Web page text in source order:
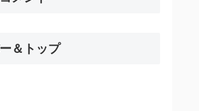
＆トップ